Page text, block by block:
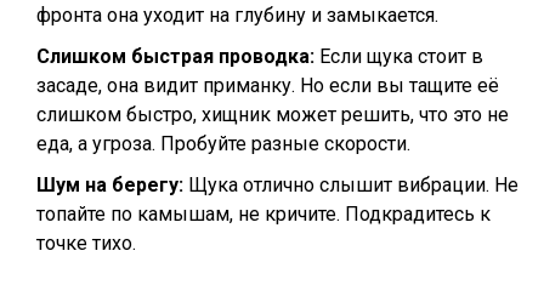
фронта она уходит на глубину и замыкается.
Слишком быстрая проводка: Если щука стоит в
засаде, она видит приманку. Но если вы тащите её
слишком быстро, хищник может решить, что это не
еда, а угроза. Пробуйте разные скорости.
Шум на берегу: Щука отлично слышит вибрации. Не
топайте по камышам, не кричите. Подкрадитесь к
точке тихо.